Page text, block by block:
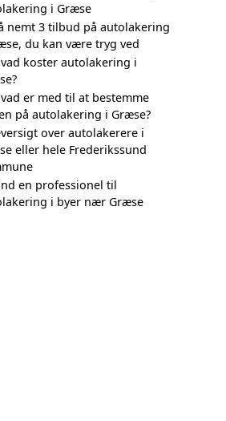
i Græse
nemt 3 tilbud på autolakering
du kan være tryg ved
koster autolakering i
er med til at bestemme
på autolakering i Græse?
over autolakerere i
eller hele Frederikssund
en professionel til
i byer nær Græse